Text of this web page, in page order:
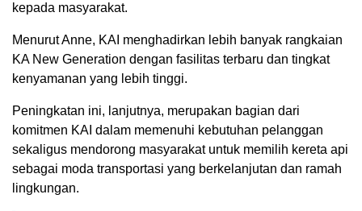
kepada masyarakat.
Menurut Anne, KAI menghadirkan lebih banyak rangkaian
KA New Generation dengan fasilitas terbaru dan tingkat
kenyamanan yang lebih tinggi.
Peningkatan ini, lanjutnya, merupakan bagian dari
komitmen KAI dalam memenuhi kebutuhan pelanggan
sekaligus mendorong masyarakat untuk memilih kereta api
sebagai moda transportasi yang berkelanjutan dan ramah
lingkungan.